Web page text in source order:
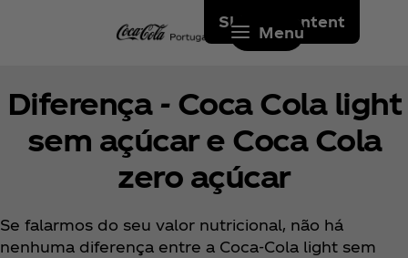
Skip to content
Menu
Diferença - Coca Cola light
sem açúcar e Coca Cola
zero açúcar
Se falarmos do seu valor nutricional, não há
nenhuma diferença entre a Coca‑Cola light sem